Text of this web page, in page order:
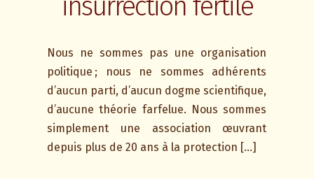
Nous ne sommes pas une organisation
politique ; nous ne sommes adhérents
d’aucun parti, d’aucun dogme scientifique,
d’aucune théorie farfelue. Nous sommes
simplement une association œuvrant
depuis plus de 20 ans à la protection […]